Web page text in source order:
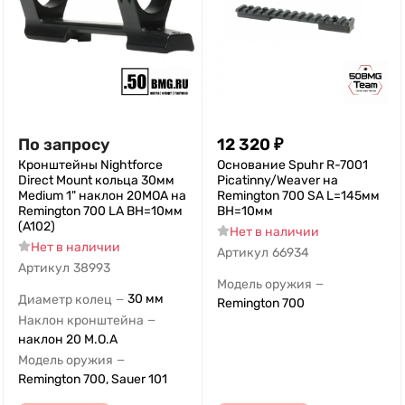
По запросу
Кронштейны Nightforce
Direct Mount кольца 30мм
Medium 1" наклон 20МОА на
Remington 700 LA ВН=10мм
(A102)
Нет в наличии
Артикул 38993
Диаметр колец — 30 мм
Наклон кронштейна —
наклон 20 M.O.A
Модель оружия —
Remington 700, Sauer 101
12 320 ₽
Основание Spuhr R-7001
Picatinny/Weaver на
Remington 700 SA L=145мм
ВН=10мм
Нет в наличии
Артикул 66934
Модель оружия —
Remington 700